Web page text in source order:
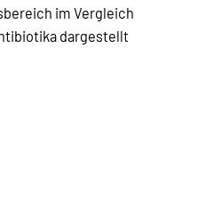
im Vergleich
dargestellt